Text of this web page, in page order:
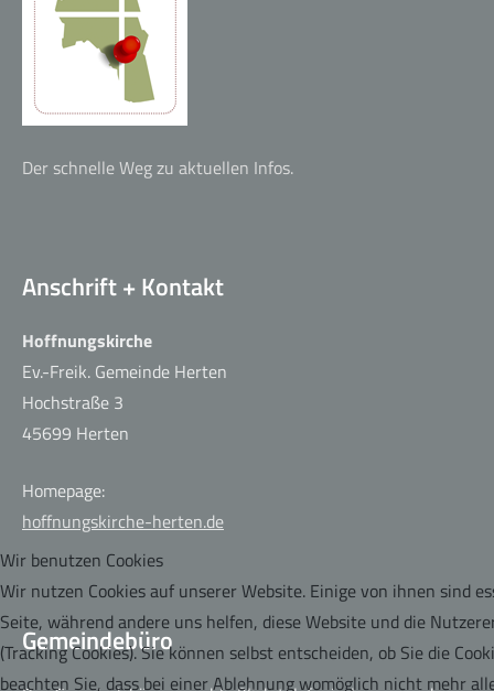
Der schnelle Weg zu aktuellen Infos.
Anschrift + Kontakt
Hoffnungskirche
Ev.-Freik. Gemeinde Herten
Hochstraße 3
45699 Herten
Homepage:
hoffnungskirche-herten.de
Gemeindebüro
Wir benutzen Cookies
Wir nutzen Cookies auf unserer Website. Einige von ihnen sind
Seite, während andere uns helfen, diese Website und die
(Tracking Cookies). Sie können selbst entscheiden, ob Sie die
beachten Sie, dass bei einer Ablehnung womöglich nicht mehr
Alpha-Kurs
Café der guten Hoffnung